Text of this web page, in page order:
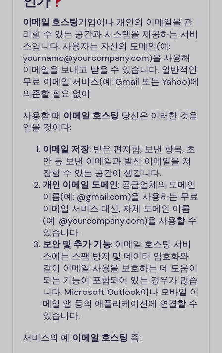
이메일 호스팅기업이나 개인의 이메일을 관
리할 수 있는 공간과 시스템을 제공하는 서비
스입니다. 사용자는 자신의 도메인(예:
yourname@yourcompany.com)을 사용해
이메일을 보내고 받을 수 있습니다. 일반적인
무료 이메일 서비스(예: Gmail 또는 Yahoo)에
의존할 필요 없이
사용할 때 이메일 호스팅 당신은 이러한 것을
얻을 것이다:
이메일 저장: 받은 편지함, 보낸 항목, 초
안 등 보낸 이메일과 발신 이메일을 저
장할 수 있는 공간이 생깁니다.
개인 이메일 도메인: 공급업체의 도메인
이름(예: @gmail.com)을 사용하는 무료
이메일 서비스 대신, 자체 도메인 이름
(예: @yourcompany.com)을 사용할 수
있습니다.
보안 및 추가 기능: 이메일 호스팅 서비
스에는 스팸 방지 및 데이터 암호화와
같이 이메일 사용을 보호하는 데 도움이
되는 기능이 포함되어 있는 경우가 많습
니다. Microsoft Outlook이나 모바일 이
메일 앱 등의 애플리케이션에 연결할 수
있습니다.
서비스의 예 이메일 호스팅 즉: